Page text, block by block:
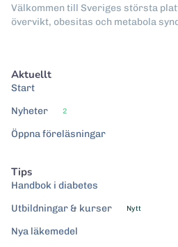
Välkommen till Sveriges största
övervikt, obesitas och metabola
Aktuellt
Start
Nyheter
2
Öppna föreläsningar
Tips
Handbok i diabetes
Utbildningar & kurser
Nytt
Nya läkemedel